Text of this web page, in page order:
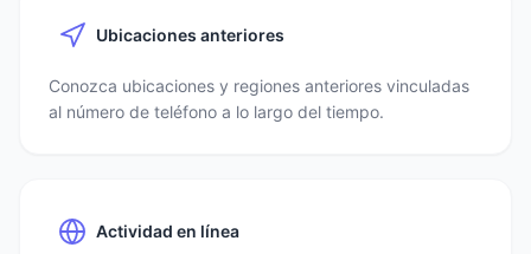
Ubicaciones anteriores
Conozca ubicaciones y regiones anteriores vinculadas
al número de teléfono a lo largo del tiempo.
Actividad en línea